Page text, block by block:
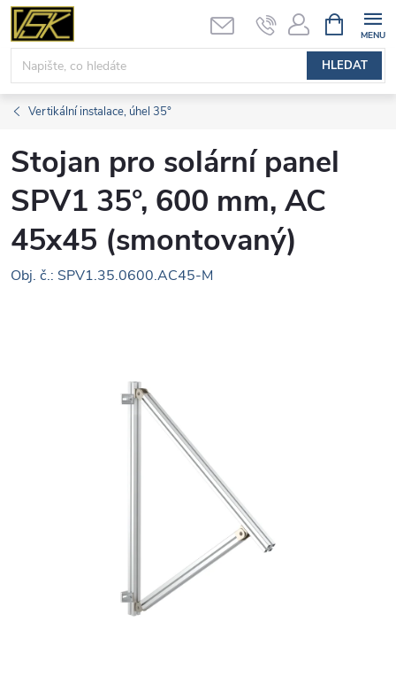
Přejít
obsah
HLEDAT
NÁKUPNÍ
KOŠÍK
Vertikální instalace, úhel 35°
Stojan pro solární panel
SPV1 35°, 600 mm, AC
45x45 (smontovaný)
Obj. č.: SPV1.35.0600.AC45-M